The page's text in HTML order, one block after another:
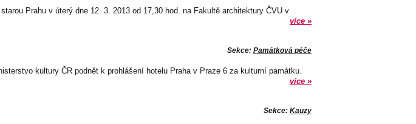
Prahu v úterý dne 12. 3. 2013 od 17,30 hod. na Fakultě architektury ČVU v
více »
Sekce: Památková péče
kultury ČR podnět k prohlášení hotelu Praha v Praze 6 za kulturní památku.
více »
Sekce: Kauzy